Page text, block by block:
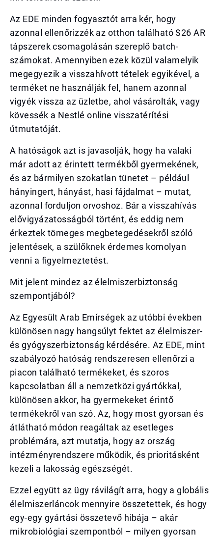
Az EDE minden fogyasztót arra kér, hogy
azonnal ellenőrizzék az otthon található S26 AR
tápszerek csomagolásán szereplő batch-
számokat. Amennyiben ezek közül valamelyik
megegyezik a visszahívott tételek egyikével, a
terméket ne használják fel, hanem azonnal
vigyék vissza az üzletbe, ahol vásárolták, vagy
kövessék a Nestlé online visszatérítési
útmutatóját.
A hatóságok azt is javasolják, hogy ha valaki
már adott az érintett termékből gyermekének,
és az bármilyen szokatlan tünetet – például
hányingert, hányást, hasi fájdalmat – mutat,
azonnal forduljon orvoshoz. Bár a visszahívás
elővigyázatosságból történt, és eddig nem
érkeztek tömeges megbetegedésekről szóló
jelentések, a szülőknek érdemes komolyan
venni a figyelmeztetést.
Mit jelent mindez az élelmiszerbiztonság
szempontjából?
Az Egyesült Arab Emírségek az utóbbi években
különösen nagy hangsúlyt fektet az élelmiszer-
és gyógyszerbiztonság kérdésére. Az EDE, mint
szabályozó hatóság rendszeresen ellenőrzi a
piacon található termékeket, és szoros
kapcsolatban áll a nemzetközi gyártókkal,
különösen akkor, ha gyermekeket érintő
termékekről van szó. Az, hogy most gyorsan és
átlátható módon reagáltak az esetleges
problémára, azt mutatja, hogy az ország
intézményrendszere működik, és prioritásként
kezeli a lakosság egészségét.
Ezzel együtt az ügy rávilágít arra, hogy a globális
élelmiszerláncok mennyire összetettek, és hogy
egy-egy gyártási összetevő hibája – akár
mikrobiológiai szempontból – milyen gyorsan